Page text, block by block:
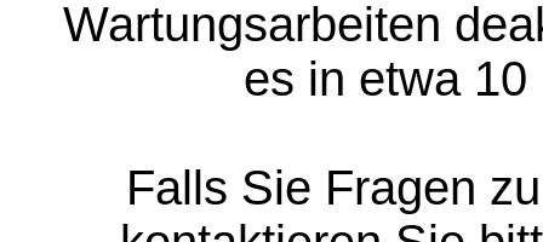
Wartungsarbeiten
es in etwa
Falls Sie Fragen